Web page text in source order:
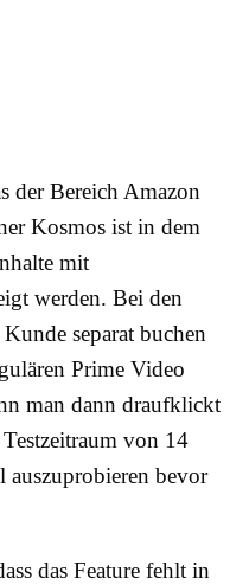
der Bereich Amazon
Kosmos ist in dem
mit
werden. Bei den
separat buchen
Prime Video
man dann draufklickt
von 14
auszuprobieren bevor
das Feature fehlt in